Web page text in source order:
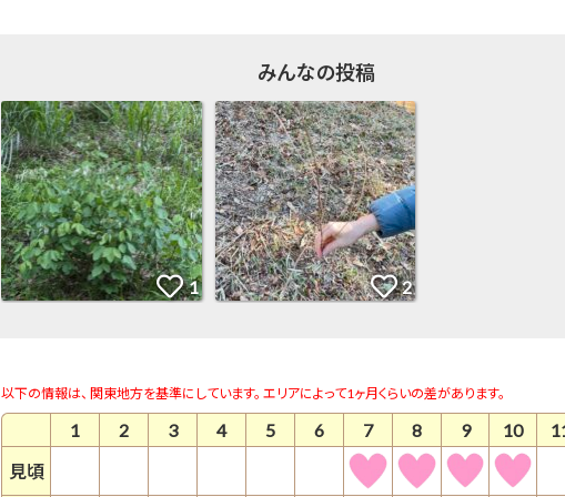
みんなの投稿
以下の情報は、 関東地方を基準にしています。 エリアによって1ヶ月くらいの差があります。
1 2 3 4 5 6 7 8 9 10
見頃